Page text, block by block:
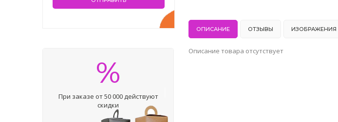
ОПИСАНИЕ ОТЗЫВЫ ИЗОБРАЖЕНИЯ
Описание товара отсутствует
%
При заказе от 50 000 действуют
скидки